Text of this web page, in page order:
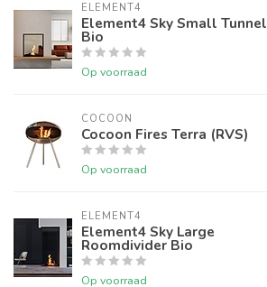
ELEMENT4
Element4 Sky Small Tunnel
Bio
Op voorraad
COCOON
Cocoon Fires Terra (RVS)
Op voorraad
ELEMENT4
Element4 Sky Large
Roomdivider Bio
Op voorraad